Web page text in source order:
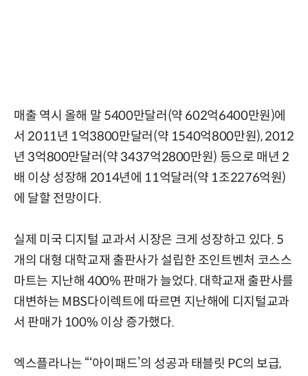
매출 역시 올해 말 5400만달러(약 602억6400만원)에
서 2011년 1억3800만달러(약 1540억800만원), 2012
년 3억800만달러(약 3437억2800만원) 등으로 매년 2
배 이상 성장해 2014년에 11억달러(약 1조2276억원)
에 달할 전망이다.
실제 미국 디지털 교과서 시장은 크게 성장하고 있다. 5
개의 대형 대학교재 출판사가 설립한 조인트벤처 코스스
마트는 지난해 400% 판매가 늘었다. 대학교재 출판사를
대변하는 MBS다이렉트에 따르면 지난해에 디지털교과
서 판매가 100% 이상 증가했다.
엑스플라나는 “‘아이패드’의 성공과 태블릿 PC의 보급,